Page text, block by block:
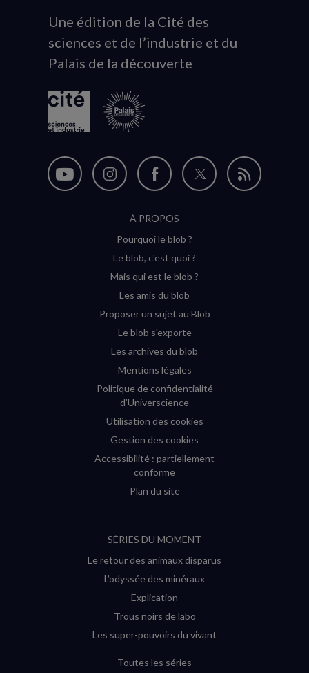
Animation
du
logo
Une édition de la Cité des
sciences et de l’industrie et du
Palais de la découverte
Nous
Nous
Instagram
(nouvelle
Nous
sur
Facebook
(nouvelle
Nous
Flux
À PROPOS
Pourquoi le blob ?
Le blob, c'est quoi ?
Mais qui est le blob ?
Les amis du blob
Proposer un sujet au Blob
Le blob s'exporte
Les archives du blob
Mentions légales
Politique de confidentialité
d'Universcience
Utilisation des cookies
Gestion des cookies
Accessibilité : partiellement
conforme
Plan du site
SÉRIES DU MOMENT
Le retour des animaux disparus
L’odyssée des minéraux
Explication
Trous noirs de labo
Les super-pouvoirs du vivant
Toutes les séries